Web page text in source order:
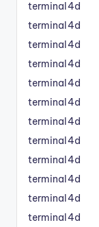
terminal4d
terminal4d
terminal4d
terminal4d
terminal4d
terminal4d
terminal4d
terminal4d
terminal4d
terminal4d
terminal4d
terminal4d